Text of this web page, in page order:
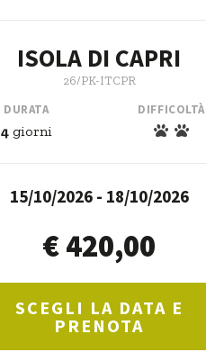
ISOLA DI CAPRI
26/PK-ITCPR
DURATA
4giorni
DIFFICOLTÀ
15/10/2026 - 18/10/2026
€ 420,00
SCEGLI LA DATA E
PRENOTA